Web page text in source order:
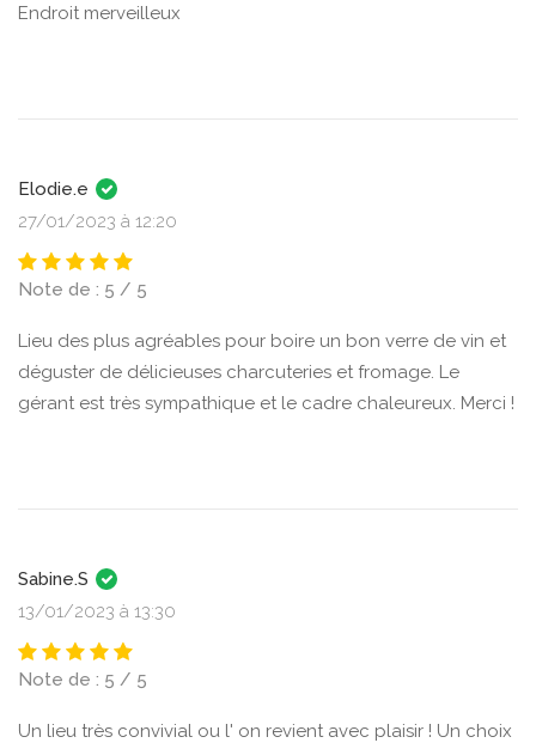
Endroit merveilleux
Elodie.e
27/01/2023 à 12:20
Note de : 5 / 5
Lieu des plus agréables pour boire un bon verre de vin et
déguster de délicieuses charcuteries et fromage. Le
gérant est très sympathique et le cadre chaleureux. Merci !
Sabine.S
13/01/2023 à 13:30
Note de : 5 / 5
Un lieu très convivial ou l' on revient avec plaisir ! Un choix